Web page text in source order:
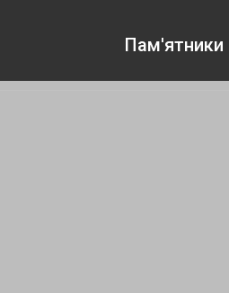
Пам'ятники